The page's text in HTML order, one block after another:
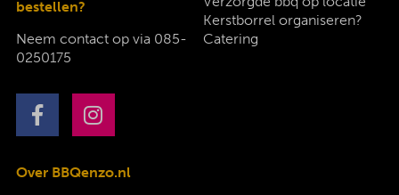
bestellen?
Neem contact op via 085-
0250175
Kerstborrel organiseren?
Catering
Over BBQenzo.nl